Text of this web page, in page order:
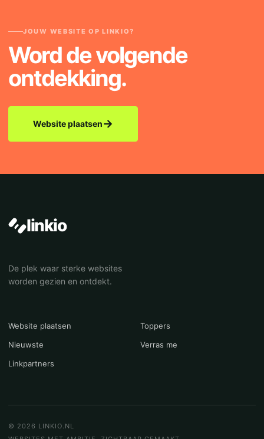
JOUW WEBSITE OP LINKIO?
Word de volgende
ontdekking.
Website plaatsen→
linkio
De plek waar sterke websites
worden gezien en ontdekt.
Website plaatsen
Toppers
Nieuwste
Verras me
Linkpartners
© 2026 LINKIO.NL